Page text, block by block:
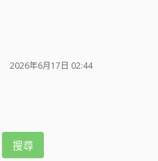
2026年6月17日 02:44